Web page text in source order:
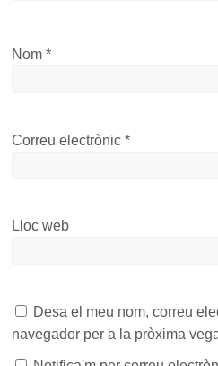
Nom*
Correu electrònic*
Lloc web
Desa el meu nom, correu
navegador per a la pròxima